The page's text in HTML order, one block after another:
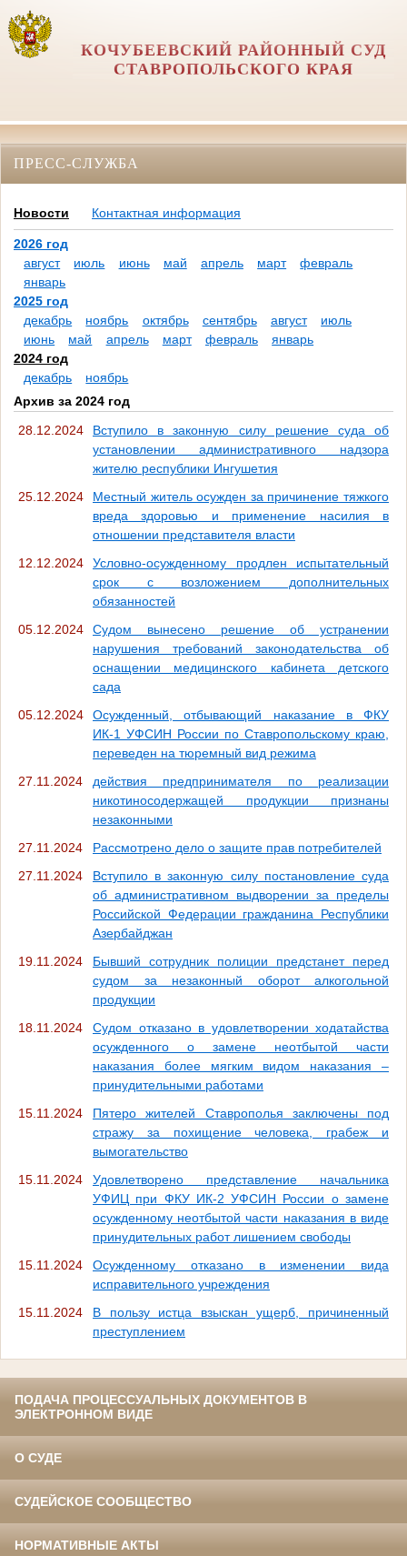
КОЧУБЕЕВСКИЙ РАЙОННЫЙ СУД
СТАВРОПОЛЬСКОГО КРАЯ
ПРЕСС-СЛУЖБА
Новости Контактная информация
2026 год
август
июль июнь май апрель март
февраль
январь
2025 год
декабрь
ноябрь октябрь сентябрь август
июль
июнь
май апрель март февраль
январь
2024 год
декабрь
ноябрь
Архив за 2024 год
28.12.2024
Вступило в законную силу решение суда об
установлении административного надзора
жителю республики Ингушетия
25.12.2024
Местный житель осужден за причинение тяжкого
вреда здоровью и применение насилия в
отношении представителя власти
12.12.2024
Условно-осужденному продлен испытательный
срок с возложением дополнительных
обязанностей
05.12.2024
Судом вынесено решение об устранении
нарушения требований законодательства об
оснащении медицинского кабинета детского
сада
05.12.2024
Осужденный, отбывающий наказание в ФКУ
ИК-1 УФСИН России по Ставропольскому краю,
переведен на тюремный вид режима
27.11.2024
действия предпринимателя по реализации
никотиносодержащей продукции признаны
незаконными
27.11.2024
Рассмотрено дело о защите прав потребителей
27.11.2024
Вступило в законную силу постановление суда
об административном выдворении за пределы
Российской Федерации гражданина Республики
Азербайджан
19.11.2024
Бывший сотрудник полиции предстанет перед
судом за незаконный оборот алкогольной
продукции
18.11.2024
Судом отказано в удовлетворении ходатайства
осужденного о замене неотбытой части
наказания более мягким видом наказания –
принудительными работами
15.11.2024
Пятеро жителей Ставрополья заключены под
стражу за похищение человека, грабеж и
вымогательство
15.11.2024
Удовлетворено представление начальника
УФИЦ при ФКУ ИК-2 УФСИН России о замене
осужденному неотбытой части наказания в виде
принудительных работ лишением свободы
15.11.2024
Осужденному отказано в изменении вида
исправительного учреждения
15.11.2024
В пользу истца взыскан ущерб, причиненный
преступлением
ПОДАЧА ПРОЦЕССУАЛЬНЫХ ДОКУМЕНТОВ В
ЭЛЕКТРОННОМ ВИДЕ
О СУДЕ
СУДЕЙСКОЕ СООБЩЕСТВО
НОРМАТИВНЫЕ АКТЫ